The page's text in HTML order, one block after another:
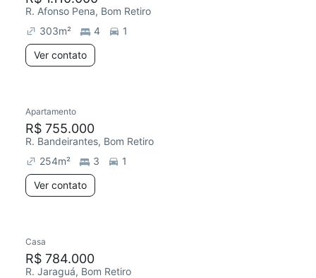
R. Afonso Pena, Bom Retiro
303m² 4
1
Ver contato
Apartamento
R$ 755.000
R. Bandeirantes, Bom Retiro
254m² 3
1
Ver contato
Casa
R$ 784.000
R. Jaraguá, Bom Retiro